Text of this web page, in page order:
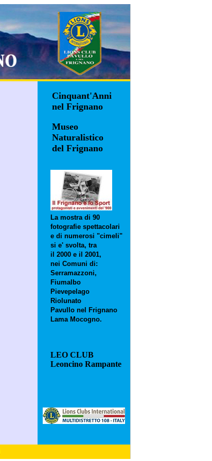
Cinquant'Anni
nel Frignano
Museo
Naturalistico
del Frignano
La mostra di 90
fotografie spettacolari
e di numerosi "cimeli"
si e' svolta, tra
il 2000 e il 2001,
nei Comuni di:
Serramazzoni,
Fiumalbo
Pievepelago
Riolunato
Pavullo nel Frignano
Lama Mocogno.
LEO CLUB
Leoncino Rampante